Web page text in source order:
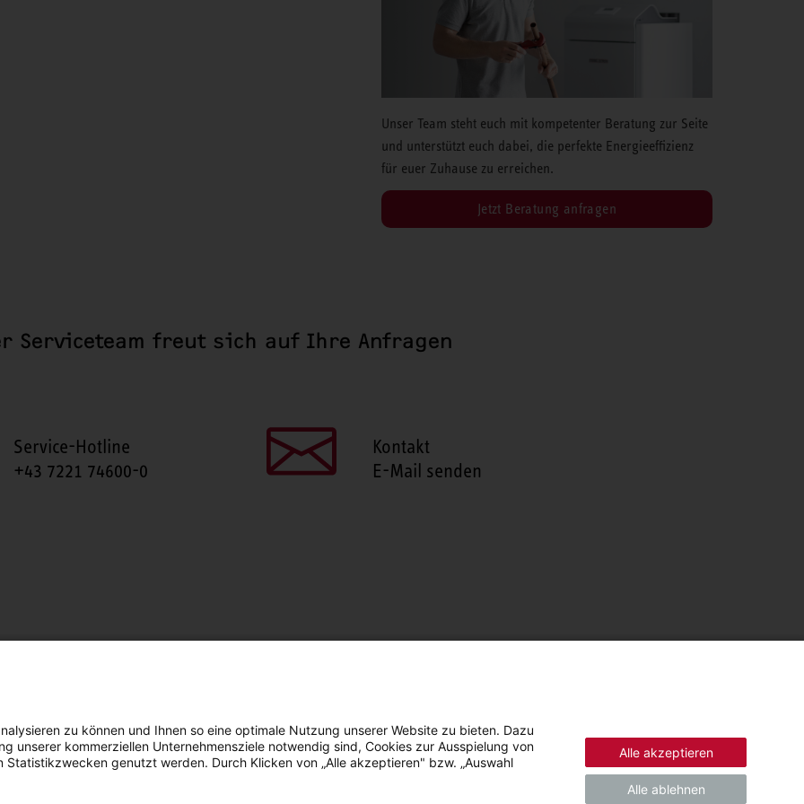
Unser Team steht euch mit kompetenter Beratung zur Seite
und unterstützt euch dabei, die perfekte Energieeffizienz
für euer Zuhause zu erreichen.
Jetzt Beratung anfragen
Serviceteam freut sich auf Ihre Anfragen
Service-Hotline
+43 7221 74600-0
Kontakt
E-Mail senden
zu können und Ihnen so eine optimale Nutzung unserer Website zu bieten. Dazu
unserer kommerziellen Unternehmensziele notwendig sind, Cookies zur Ausspielung von
genutzt werden. Durch Klicken von „Alle akzeptieren" bzw. „Auswahl
Alle akzeptieren
Alle ablehnen